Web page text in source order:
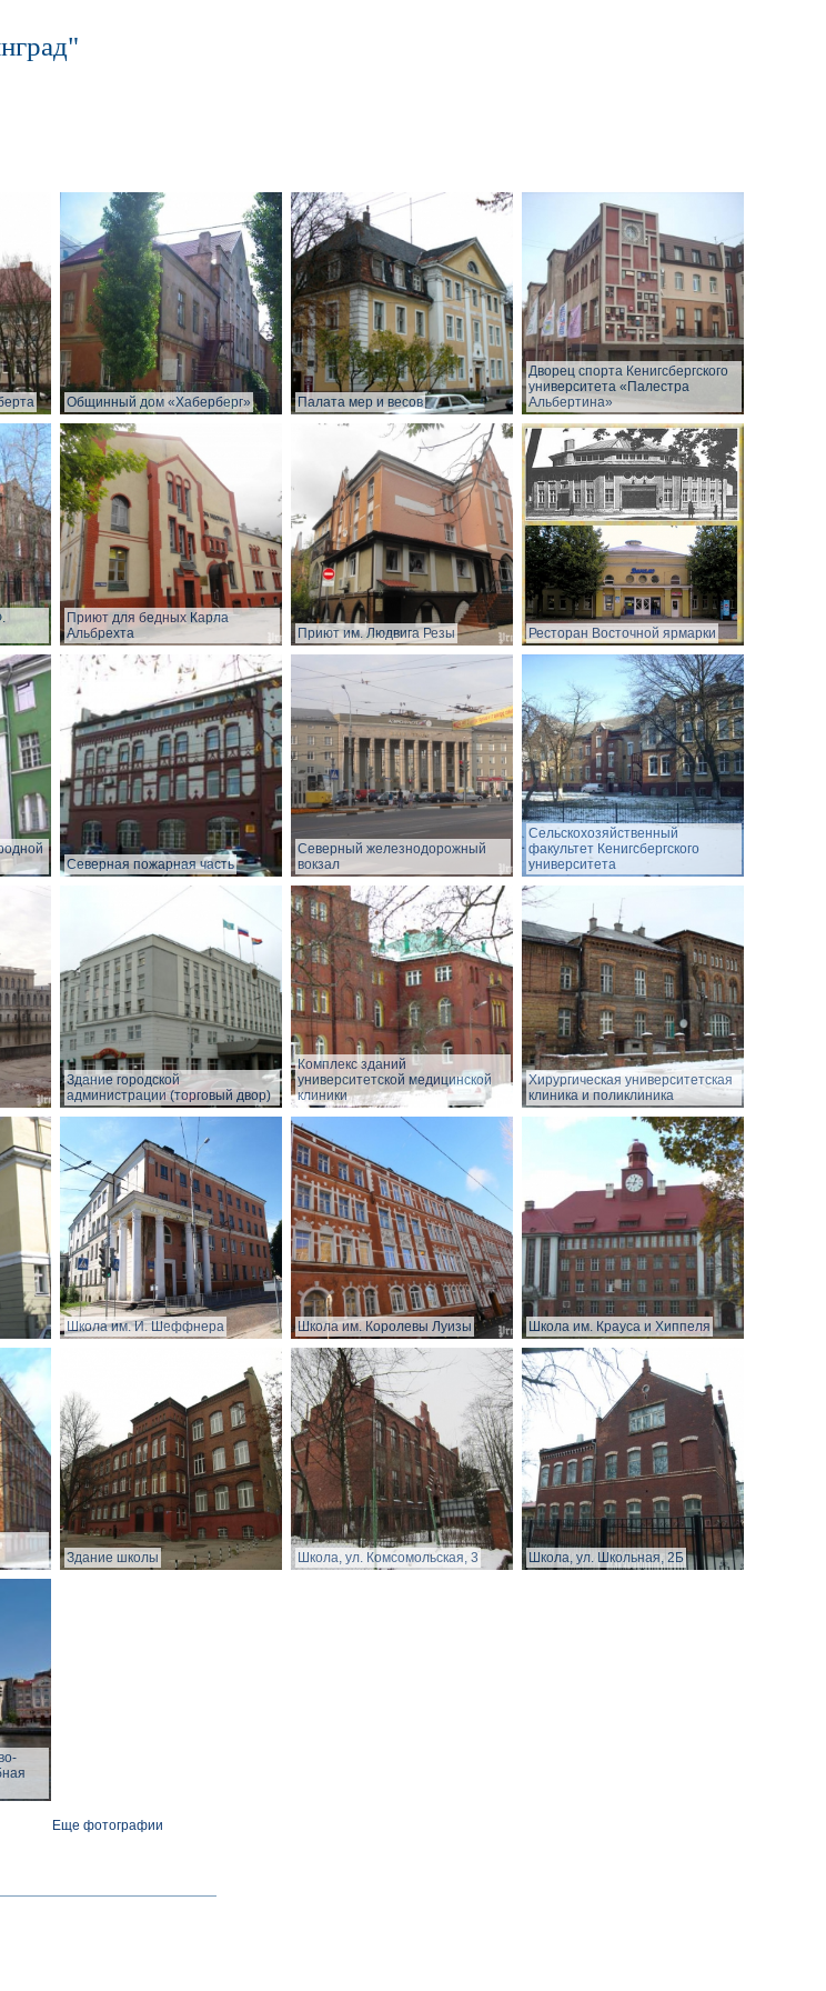
Общинный дом «Хаберберг» Палата мер и весов
Дворец спорта Кенигсбергского
университета «Палестра
Альбертина»
Приют для бедных Карла
Альбрехта
Приют им. Людвига Резы Ресторан Восточной ярмарки
Северная пожарная часть
Северный железнодорожный
вокзал
Сельскохозяйственный
факультет Кенигсбергского
университета
Здание городской
администрации (торговый двор)
Комплекс зданий
университетской медицинской
клиники
Хирургическая университетская
клиника и поликлиника
Школа им. И. Шеффнера Школа им. Королевы Луизы Школа им. Крауса и Хиппеля
Здание школы Школа, ул. Комсомольская, 3 Школа, ул. Школьная, 2Б
Еще фотографии